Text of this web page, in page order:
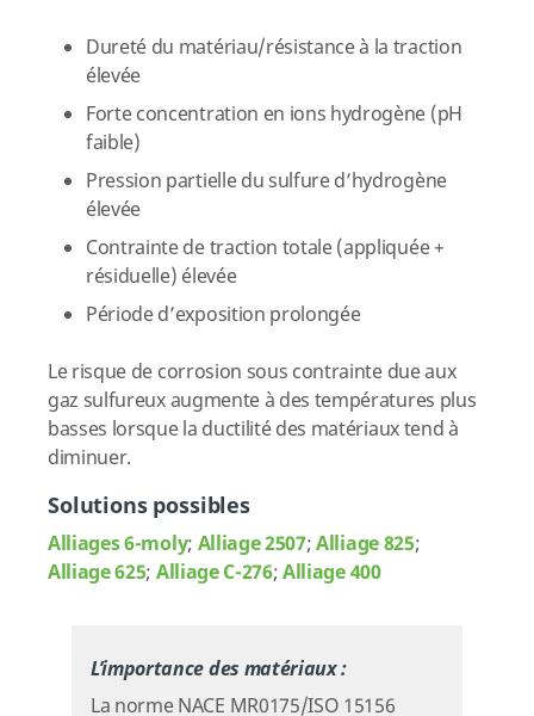
Dureté du matériau/résistance à la traction
élevée
Forte concentration en ions hydrogène (pH
faible)
Pression partielle du sulfure d’hydrogène
élevée
Contrainte de traction totale (appliquée +
résiduelle) élevée
Période d’exposition prolongée
Le risque de corrosion sous contrainte due aux
gaz sulfureux augmente à des températures plus
basses lorsque la ductilité des matériaux tend à
diminuer.
Solutions possibles
Alliages 6-moly; Alliage 2507;Alliage 825;
Alliage 625; Alliage C-276;Alliage 400
L’importance des matériaux :
La norme NACE MR0175/ISO 15156